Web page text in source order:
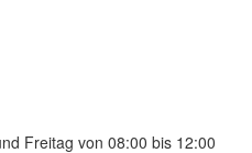
Freitag von 08:00 bis 12:00